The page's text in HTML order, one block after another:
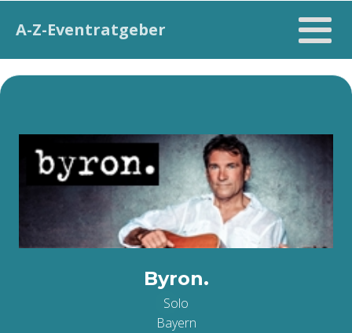
A-Z-Eventratgeber
Byron.
Solo
Bayern